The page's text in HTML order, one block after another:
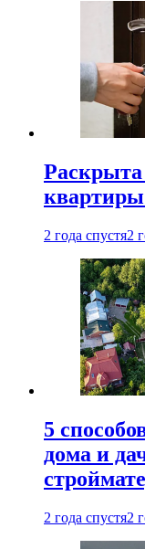
Раскрыта
2 года спустя2
5
дома и
2 года спустя2